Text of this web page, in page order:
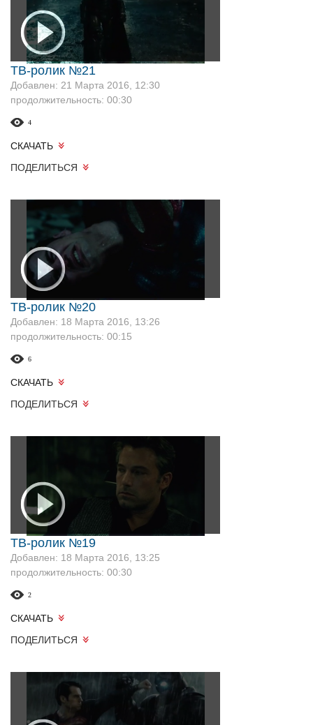
ТВ-ролик №21
Добавлен: 21 Марта 2016, 12:30
продолжительность: 00:30
4
СКАЧАТЬ
ПОДЕЛИТЬСЯ
ТВ-ролик №20
Добавлен: 18 Марта 2016, 13:26
продолжительность: 00:15
6
СКАЧАТЬ
ПОДЕЛИТЬСЯ
ТВ-ролик №19
Добавлен: 18 Марта 2016, 13:25
продолжительность: 00:30
2
СКАЧАТЬ
ПОДЕЛИТЬСЯ